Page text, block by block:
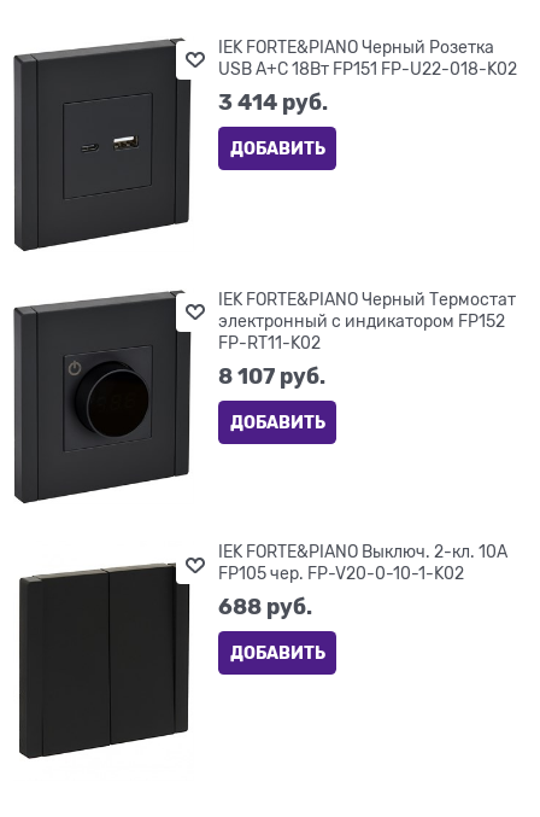
IEK FORTE&PIANO Черный Розетка
USB A+C 18Вт FP151 FP-U22-018-K02
3 414 руб.
ДОБАВИТЬ
IEK FORTE&PIANO Черный Термостат
электронный с индикатором FP152
FP-RT11-K02
8 107 руб.
ДОБАВИТЬ
IEK FORTE&PIANO Выключ. 2-кл. 10А
FP105 чер. FP-V20-0-10-1-K02
688 руб.
ДОБАВИТЬ